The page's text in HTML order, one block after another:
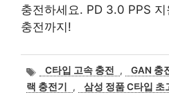
충전하세요. PD 3.0 PPS
충전까지!
태
그
C타입 고속 충전 , GAN 충
랙 충전기
, 삼성 정품 C타입 초